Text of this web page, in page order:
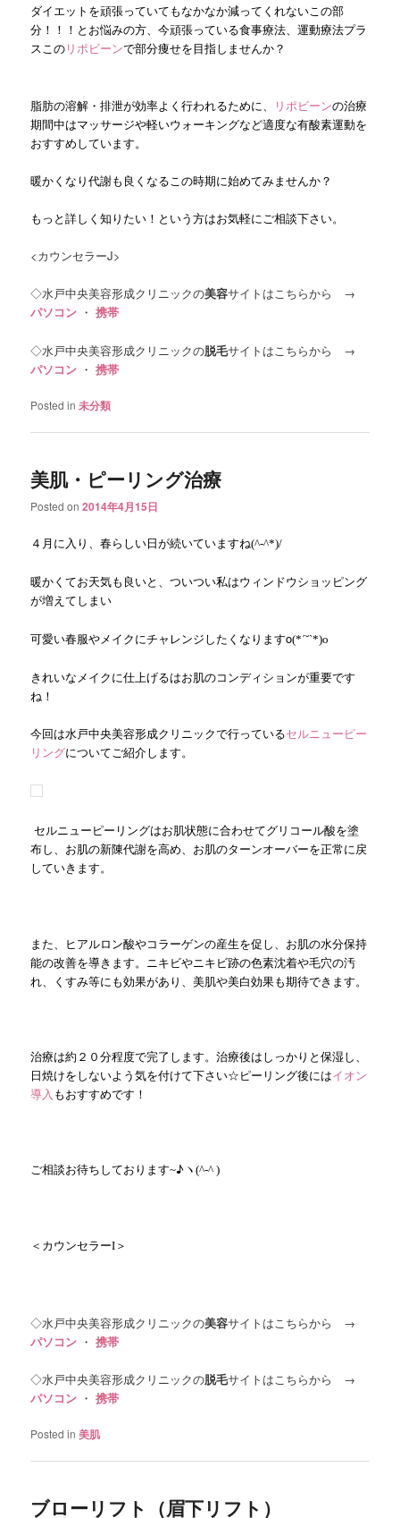
ダイエットを頑張っていてもなかなか減ってくれないこの部
分！！！とお悩みの方、今頑張っている食事療法、運動療法プラ
スこのリポビーンで部分痩せを目指しませんか？
脂肪の溶解・排泄が効率よく行われるために、 リポビーンの治療
期間中はマッサージや軽いウォーキングなど適度な有酸素運動を
おすすめしています。
暖かくなり代謝も良くなるこの時期に始めてみませんか？
もっと詳しく知りたい！という方はお気軽にご相談下さい。
<カウンセラーJ>
◇水戸中央美容形成クリニックの美容サイトはこちらから →
パソコン ・携帯
◇水戸中央美容形成クリニックの脱毛サイトはこちらから →
パソコン ・携帯
Posted in 未分類
美肌・ピーリング治療
Posted on2014年4月15日
４月に入り、春らしい日が続いていますね(^-^*)/
暖かくてお天気も良いと、ついつい私はウィンドウショッピング
が増えてしまい
可愛い春服やメイクにチャレンジしたくなりますο(*´˘`*)ο
きれいなメイクに仕上げるはお肌のコンディションが重要です
ね！
今回は水戸中央美容形成クリニックで行っているセルニューピー
リングについてご紹介します。
セルニューピーリングはお肌状態に合わせてグリコール酸を塗
布し、お肌の新陳代謝を高め、お肌のターンオーバーを正常に戻
していきます。
また、ヒアルロン酸やコラーゲンの産生を促し、お肌の水分保持
能の改善を導きます。ニキビやニキビ跡の色素沈着や毛穴の汚
れ、くすみ等にも効果があり、美肌や美白効果も期待できます。
治療は約２０分程度で完了します。治療後はしっかりと保湿し、
日焼けをしないよう気を付けて下さい☆ピーリング後にはイオン
導入 もおすすめです！
ご相談お待ちしております~♪ヽ(^-^ )
＜カウンセラーI ＞
◇水戸中央美容形成クリニックの美容サイトはこちらから →
パソコン ・携帯
◇水戸中央美容形成クリニックの脱毛サイトはこちらから →
パソコン ・携帯
Posted in 美肌
ブローリフト（眉下リフト）